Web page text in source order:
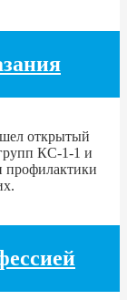
открытый
КС-1-1 и
профилактики